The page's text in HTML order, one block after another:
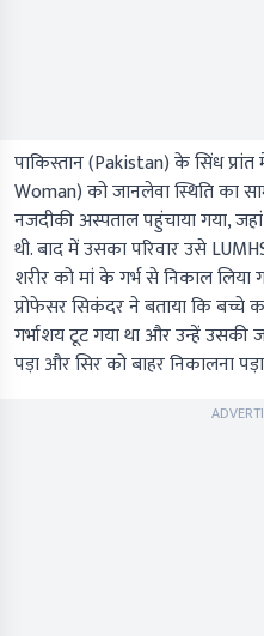
पाकिस्तान (Pakistan) के सिंध
Woman) को जानलेवा स्थिति का
नजदीकी अस्पताल पहुंचाया गया,
थी. बाद में उसका परिवार उसे
शरीर को मां के गर्भ से निकाल
प्रोफेसर सिकंदर ने बताया कि
गर्भाशय टूट गया था और उन्हें
पड़ा और सिर को बाहर निकालना